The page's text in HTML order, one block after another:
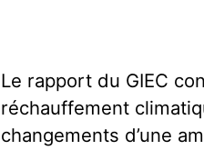
Le rapport du GIEC
réchauffement
changements d’une